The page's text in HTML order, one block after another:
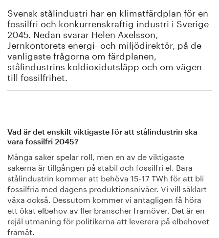
Energi/miljö
Vi tycker
Publicerat
Bildbank
Svensk stålindustri har en klimatfärdplan för en
fossilfri och konkurrenskraftig industri i Sverige
2045. Nedan svarar Helen Axelsson,
Jernkontorets energi- och miljödirektör, på de
vanligaste frågorna om färdplanen,
stålindustrins koldioxidutsläpp och om vägen
till fossilfrihet.
Vad är det enskilt viktigaste för att stålindustrin ska
vara fossilfri 2045?
Många saker spelar roll, men en av de viktigaste
sakerna är tillgången på stabil och fossilfri el. Bara
stålindustrin kommer att behöva 15-17 TWh för att bli
fossilfria med dagens produktionsnivåer. Vi vill såklart
växa också. Dessutom kommer vi antagligen få höra
ett ökat elbehov av fler branscher framöver. Det är en
rejäl utmaning för politikerna att leverera på elbehovet
framåt.